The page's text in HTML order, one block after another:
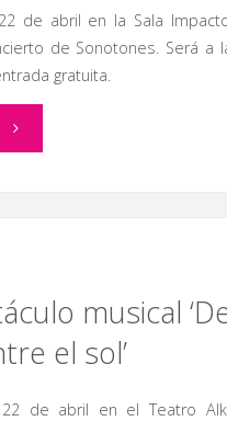
de abril en la Sala
de Sonotones. Será a
gratuita.
musical
el sol’
22 de abril en el Teatro